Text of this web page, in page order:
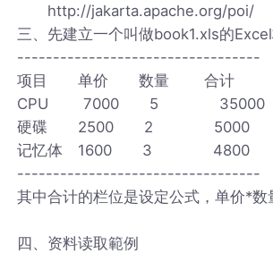
http://jakarta.apache.org/poi/
三、先建立一个叫做book1.xls的
----------------------------------
项目 单价 数量 合计
CPU 7000 5 35000
硬碟 2500 2 5000
记忆体 1600 3 4800
----------------------------------
其中合计的栏位是设定公式，单价*数
四、资料读取範例